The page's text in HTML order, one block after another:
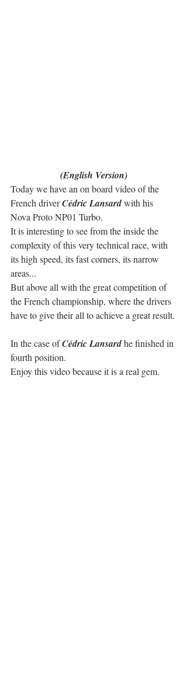
(English Version)
Today we have an on board video of the
French driver Cédric Lansard with his
Nova Proto NP01 Turbo.
It is interesting to see from the inside the
complexity of this very technical race, with
its high speed, its fast corners, its narrow
areas...
But above all with the great competition of
the French championship, where the drivers
have to give their all to achieve a great result.
In the case of Cédric Lansard he finished in
fourth position.
Enjoy this video because it is a real gem.